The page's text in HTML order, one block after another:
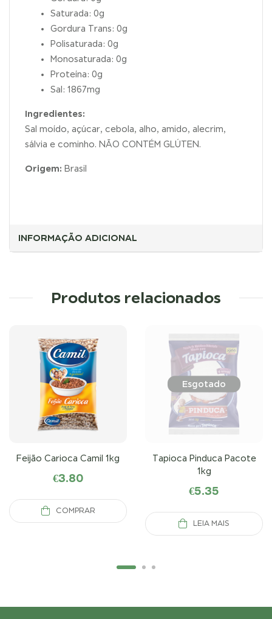
Saturada: 0g
Gordura Trans: 0g
Polisaturada: 0g
Monosaturada: 0g
Proteína: 0g
Sal: 1867mg
Ingredientes:
Sal moído, açúcar, cebola, alho, amido, alecrim,
sálvia e cominho. NÃO CONTÉM GLÚTEN.
Origem: Brasil
INFORMAÇÃO ADICIONAL
Produtos relacionados
Feijão Carioca Camil 1kg
€3.80
COMPRAR
Esgotado
Tapioca Pinduca Pacote
1kg
€5.35
LEIA MAIS